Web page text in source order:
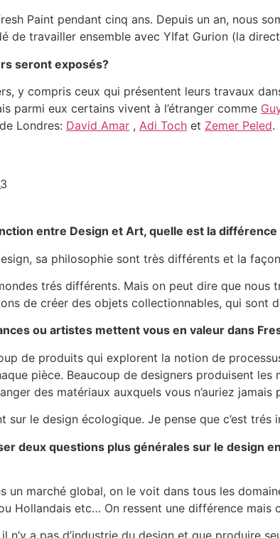
Paint pendant cinq ans. Depuis un an, nous
de travailler ensemble avec YIfat Gurion (la
seront exposés?
y compris ceux qui présentent leurs travaux
parmi eux certains vivent à l’étranger comme
Londres: David Amar , Adi Toch et Zemer Peled.
entre Design et Art, quelle est la
sa philosophie sont très différents et la
trés différents. Mais on peut dire que
de créer des objets collectionnables, qui sont
ou artistes mettent vous en valeur dans
de produits qui explorent la notion de
pièce. Beaucoup de designers produisent
des matériaux auxquels vous n’auriez
sur le design écologique. Je pense que c’est
deux questions plus générales sur le design
un marché global, on le voit dans tous les
Hollandais etc… On ressent une différence mais